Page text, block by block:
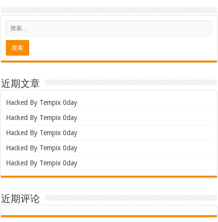
近期文章
Hacked By Tempix 0day
Hacked By Tempix 0day
Hacked By Tempix 0day
Hacked By Tempix 0day
Hacked By Tempix 0day
近期评论